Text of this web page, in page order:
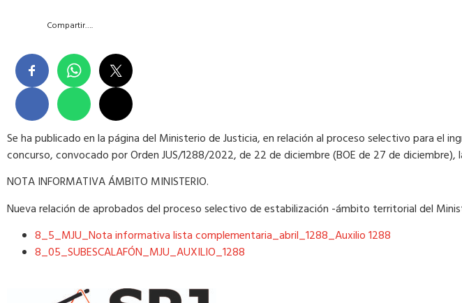
Compartir….
Se ha publicado en la página del Ministerio de Justicia, en relación al proceso selectivo para el
concurso, convocado por Orden JUS/1288/2022, de 22 de diciembre (BOE de 27 de diciembre),
NOTA INFORMATIVA ÁMBITO MINISTERIO.
​Nueva relación de aprobados del proceso selectivo de estabilización -ámbito territorial del
8_5_MJU_Nota informativa lista complementaria_abril_1288_Auxilio 1288
8_05_SUBESCALAFÓN_MJU_AUXILIO_1288